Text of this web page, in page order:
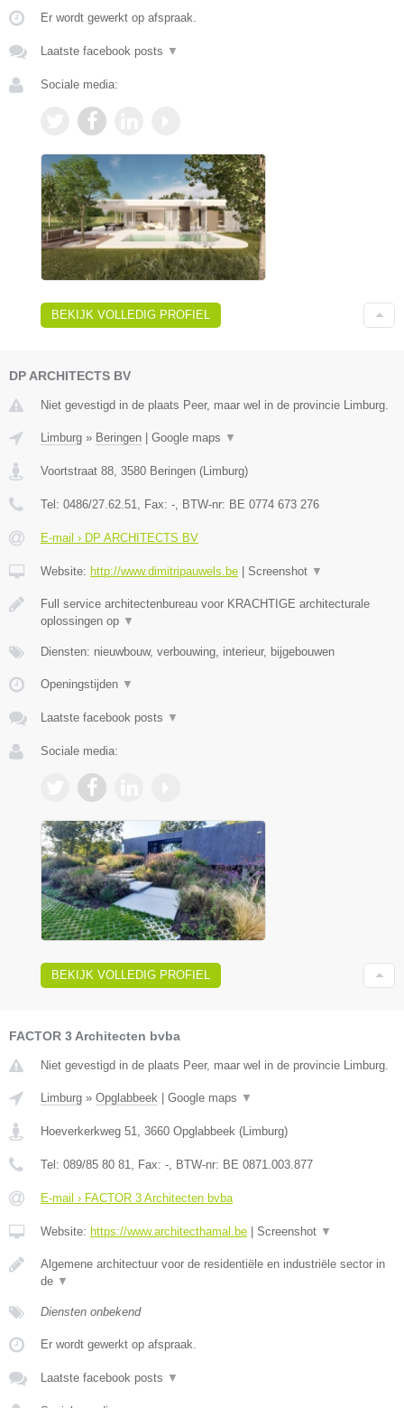
Er wordt gewerkt op afspraak.
Laatste facebook posts ▼
Sociale media:
BEKIJK VOLLEDIG PROFIEL
DP ARCHITECTS BV
Niet gevestigd in de plaats Peer, maar wel in de provincie Limburg.
Limburg » Beringen Google maps ▼
Voortstraat 88, 3580 Beringen (Limburg)
Tel: 0486/27.62.51, Fax: -, BTW-nr: BE 0774 673 276
E-mail › DP ARCHITECTS BV
Website: http://www.dimitripauwels.be Screenshot ▼
Full service architectenbureau voor KRACHTIGE architecturale
oplossingen op ▼
Diensten: nieuwbouw, verbouwing, interieur, bijgebouwen
Openingstijden ▼
Laatste facebook posts ▼
Sociale media:
BEKIJK VOLLEDIG PROFIEL
FACTOR 3 Architecten bvba
Niet gevestigd in de plaats Peer, maar wel in de provincie Limburg.
Limburg » Opglabbeek Google maps ▼
Hoeverkerkweg 51 3660 Opglabbeek ( Limburg)
Tel: 089/85 80 81 , Fax: - , BTW-nr: BE 0871.003.877
E-mail › FACTOR 3 Architecten bvba
Website: https://www.architecthamal.be Screenshot ▼
Algemene architectuur voor de residentiële en industriële sector in
de ▼
Diensten onbekend
Er wordt gewerkt op afspraak.
Laatste facebook posts ▼